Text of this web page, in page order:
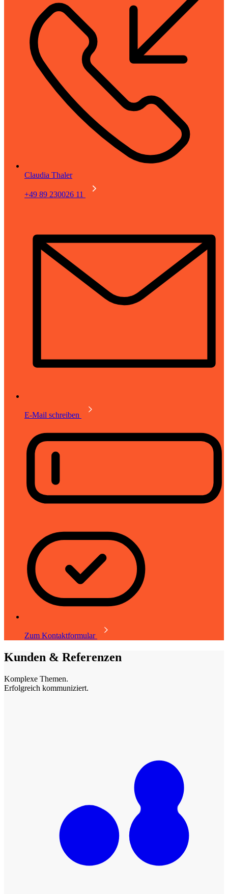
Claudia Thaler
+49 89 230026 11
E-Mail schreiben
Zum Kontaktformular
Kunden & Referenzen
Komplexe Themen.
Erfolgreich kommuniziert.